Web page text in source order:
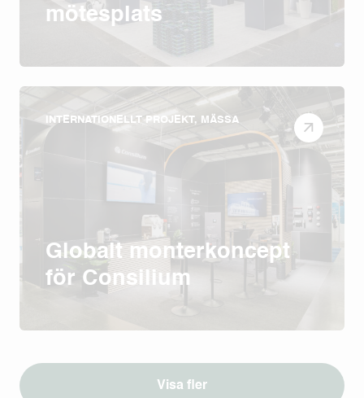
mötesplats
INTERNATIONELLT PROJEKT, MÄSSA
Globalt monterkoncept
för Consilium
Visa fler